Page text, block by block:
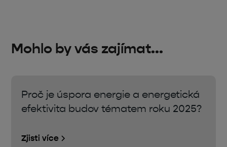
Mohlo by vás zajímat...
Proč je úspora energie a energetická
efektivita budov tématem roku 2025?
Zjisti více